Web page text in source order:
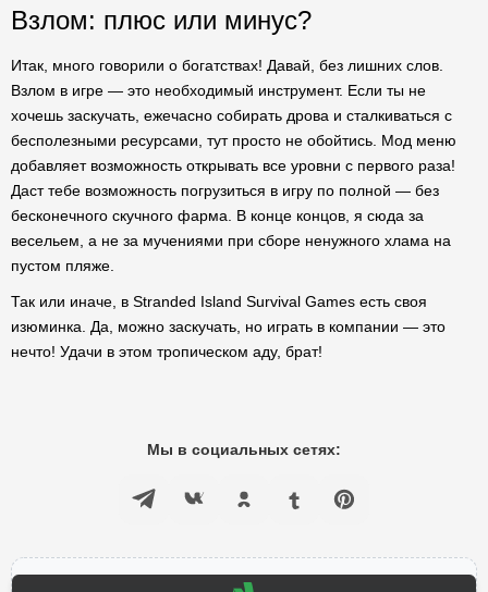
Взлом: плюс или минус?
Итак, много говорили о богатствах! Давай, без лишних слов.
Взлом в игре — это необходимый инструмент. Если ты не
хочешь заскучать, ежечасно собирать дрова и сталкиваться с
бесполезными ресурсами, тут просто не обойтись. Мод меню
добавляет возможность открывать все уровни с первого раза!
Даст тебе возможность погрузиться в игру по полной — без
бесконечного скучного фарма. В конце концов, я сюда за
весельем, а не за мучениями при сборе ненужного хлама на
пустом пляже.
Так или иначе, в Stranded Island Survival Games есть своя
изюминка. Да, можно заскучать, но играть в компании — это
нечто! Удачи в этом тропическом аду, брат!
Мы в социальных сетях: